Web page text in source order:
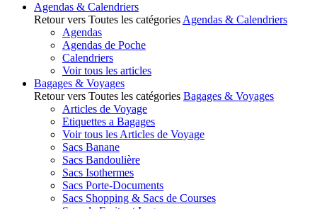
Agendas & Calendriers
Retour vers Toutes les catégories Agendas & Calendriers
Agendas
Agendas de Poche
Calendriers
Voir tous les articles
Bagages & Voyages
Retour vers Toutes les catégories Bagages & Voyages
Articles de Voyage
Etiquettes a Bagages
Voir tous les Articles de Voyage
Sacs Banane
Sacs Bandoulière
Sacs Isothermes
Sacs Porte-Documents
Sacs Shopping & Sacs de Courses